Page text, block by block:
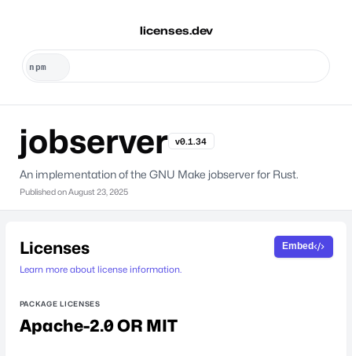
licenses.dev
jobserver v0.1.34
An implementation of the GNU Make jobserver for Rust.
Published onAugust 23, 2025
Licenses
Learn more about license information.
Embed
PACKAGE LICENSES
Apache-2.0 OR MIT